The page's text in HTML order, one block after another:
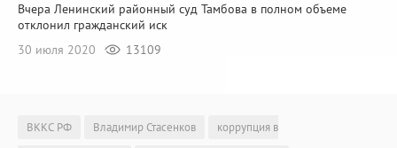
Вчера Ленинский районный суд Тамбова в полном объеме
отклонил гражданский иск
30 июля 2020
13109
ВККС РФ Владимир Стасенков
коррупция в